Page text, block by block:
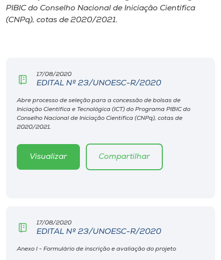
Cultura
Biblioteca
Editora
Museu
PIBIC do Conselho Nacional de Iniciação Científica
(CNPq), cotas de 2020/2021.
17/08/2020
EDITAL Nº 23/UNOESC-R/2020
Abre processo de seleção para a concessão de bolsas de
Iniciação Científica e Tecnológica (ICT) do Programa PIBIC do
Conselho Nacional de Iniciação Científica (CNPq), cotas de
2020/2021.
Visualizar Compartilhar
17/08/2020
EDITAL Nº 23/UNOESC-R/2020
Anexo I - Formulário de inscrição e avaliação do projeto